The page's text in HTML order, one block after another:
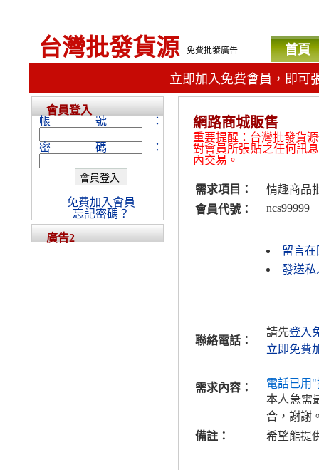
台灣批發貨源 免費批發廣告 首頁
立即加入免費會員，即可
網路商城販售
重要提醒：台灣批發貨
對會員所張貼之任何訊
內交易。
需求項目：
情趣商品
會員代號：
ncs99999
留言
發送私
聯絡電話：
請先登入
立即免費
需求內容：
電話已用
本人急需
合，謝謝
備註：
希望能提
會員登入
帳號：
密碼：
免費加入會員
忘記密碼？
廣告2